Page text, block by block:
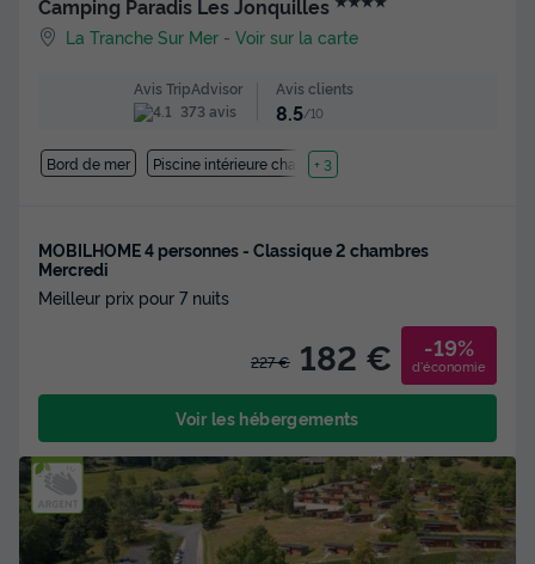
Camping Paradis Les Jonquilles
La Tranche Sur Mer -Voir sur la carte
Avis TripAdvisor
373 avis
Avis clients
8.5/10
Bord de mer Piscine intérieure chauffée
+ 3
MOBILHOME 4 personnes - Classique 2 chambres
Mercredi
Meilleur prix pour 7 nuits
227 € 182 € -19%
d'économie
Voir les hébergements